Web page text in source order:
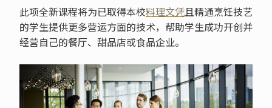
此项全新课程将为已取得本校料理文凭且精通烹饪技艺
的学生提供更多营运方面的技术，帮助学生成功开创并
经营自己的餐厅、甜品店或食品企业。